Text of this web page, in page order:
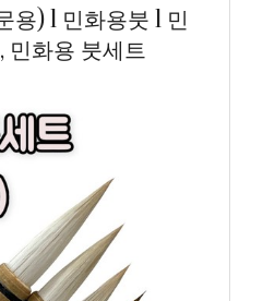
용) l 민화용붓 l 민
민화용 붓세트